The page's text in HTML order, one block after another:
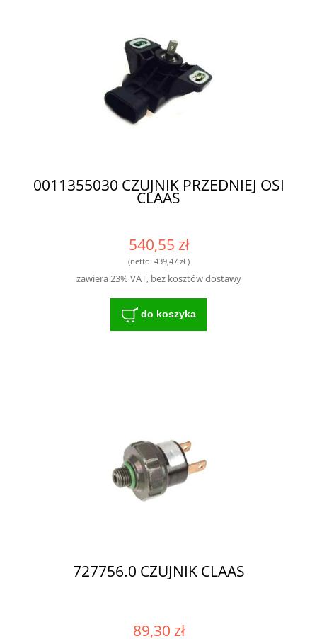
0011355030 CZUJNIK PRZEDNIEJ OSI
CLAAS
540,55 zł
(netto: 439,47 zł)
zawiera 23% VAT, bez kosztów dostawy
do koszyka
727756.0 CZUJNIK CLAAS
89,30 zł